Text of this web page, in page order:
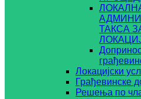
ТАКСА
Локацијски
Грађевинске
Решења по